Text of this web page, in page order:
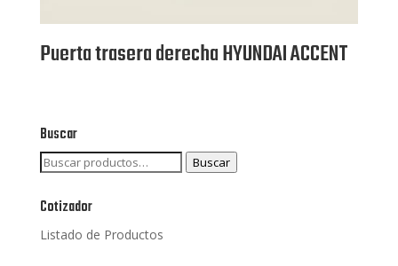
Puerta trasera derecha HYUNDAI ACCENT
Buscar
Buscar
Buscar
Cotizador
Listado de Productos